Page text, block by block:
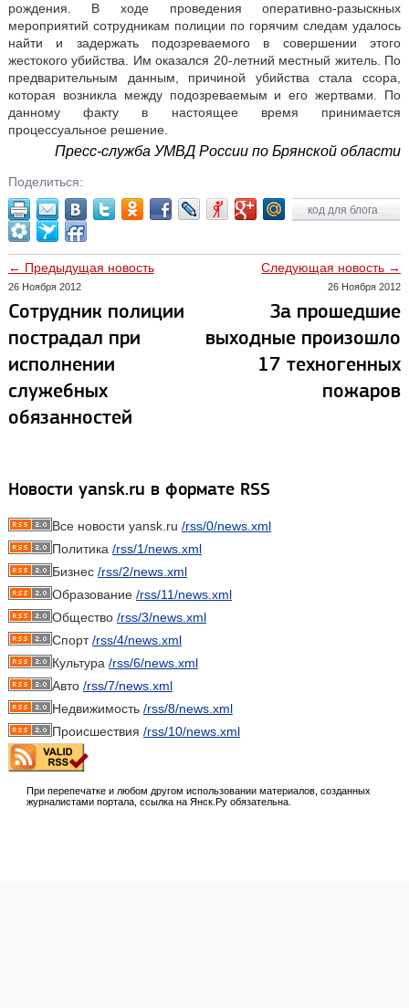
рождения. В ходе проведения оперативно-разыскных
мероприятий сотрудникам полиции по горячим следам удалось
найти и задержать подозреваемого в совершении этого
жестокого убийства. Им оказался 20-летний местный житель. По
предварительным данным, причиной убийства стала ссора,
которая возникла между подозреваемым и его жертвами. По
данному факту в настоящее время принимается
процессуальное решение.
Пресс-служба УМВД России по Брянской области
Поделиться:
код для блога
← Предыдущая новость
26 Ноября 2012
Сотрудник полиции
пострадал при
исполнении
служебных
обязанностей
Следующая новость →
26 Ноября 2012
За прошедшие
выходные произошло
17 техногенных
пожаров
Новости yansk.ru в формате RSS
Все новости yansk.ru /rss/0/news.xml
Политика /rss/1/news.xml
Бизнес /rss/2/news.xml
Образование /rss/11/news.xml
Общество /rss/3/news.xml
Спорт/rss/4/news.xml
Культура /rss/6/news.xml
Авто /rss/7/news.xml
Недвижимость /rss/8/news.xml
Происшествия /rss/10/news.xml
При перепечатке и любом другом использовании материалов, созданных
журналистами портала, ссылка на Янск.Ру обязательна.